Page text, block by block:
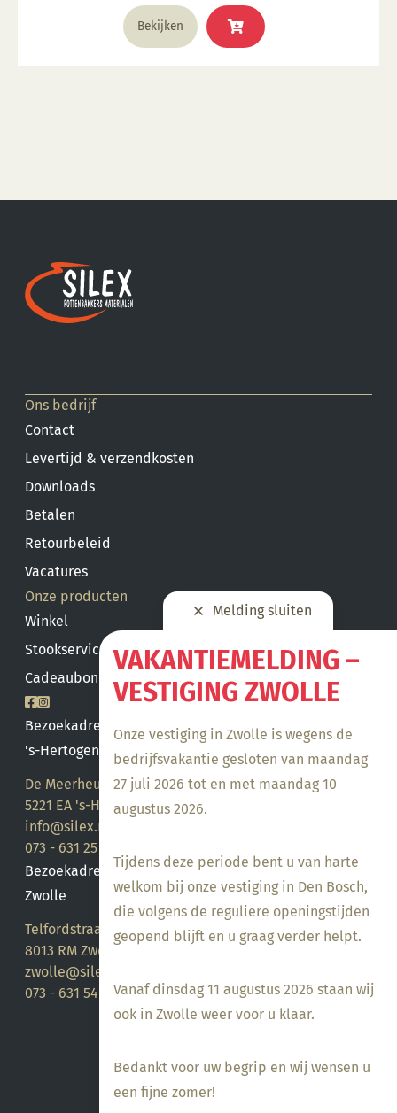
Melding sluiten
VAKANTIEMELDING –
VESTIGING ZWOLLE
Onze vestiging in Zwolle is wegens de
bedrijfsvakantie gesloten van maandag
27 juli 2026 tot en met maandag 10
augustus 2026.
Tijdens deze periode bent u van harte
welkom bij onze vestiging in Den Bosch,
die volgens de reguliere openingstijden
geopend blijft en u graag verder helpt.
Vanaf dinsdag 11 augustus 2026 staan wij
ook in Zwolle weer voor u klaar.
Bedankt voor uw begrip en wij wensen u
een fijne zomer!
Bekijken
Ons bedrijf
Contact
Levertijd & verzendkosten
Downloads
Betalen
Retourbeleid
Vacatures
Onze producten
Winkel
Stookservice
Cadeaubon saldo
Bezoekadres
's-Hertogenbosch
De Meerheuvel 21
5221 EA 's-Hertogenbosch
info@silex.nl
073 - 631 25 28
Bezoekadres
Zwolle
Telfordstraat 14
8013 RM Zwolle
zwolle@silex.nl
073 - 631 54 05